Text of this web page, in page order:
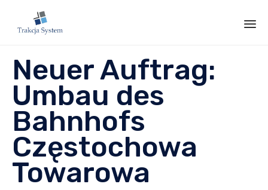
Neuer Auftrag:
Umbau des
Bahnhofs
Częstochowa
Towarowa